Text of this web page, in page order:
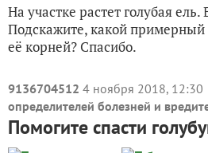
На участке растет голубая ель.
Подскажите, какой примерный
её корней? Спасибо.
9136704512 4 ноября 2018, 12:30
определителей болезней и
Помогите спасти